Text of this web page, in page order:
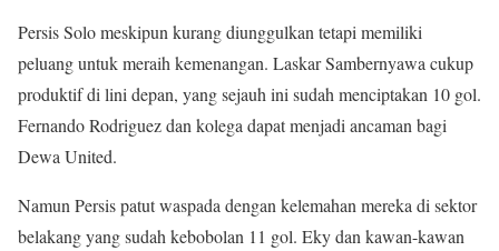
Persis Solo meskipun kurang diunggulkan tetapi memiliki
peluang untuk meraih kemenangan. Laskar Sambernyawa cukup
produktif di lini depan, yang sejauh ini sudah menciptakan 10 gol.
Fernando Rodriguez dan kolega dapat menjadi ancaman bagi
Dewa United.
Namun Persis patut waspada dengan kelemahan mereka di sektor
belakang yang sudah kebobolan 11 gol. Eky dan kawan-kawan